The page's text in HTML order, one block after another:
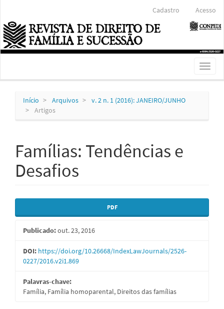
Conteúdo
principal
Barra
Lateral
Cadastro Acesso
Toggle
Início Arquivos
v. 2 n. 1 (2016): JANEIRO/JUNHO
Artigos
Famílias: Tendências e
Desafios
Barra
lateral
de
artigos
PDF
Publicado:out. 23, 2016
DOI: https://doi.org/10.26668/IndexLawJournals/2526-
0227/2016.v2i1.869
Palavras-chave:
Família, Família homoparental, Direitos das famílias